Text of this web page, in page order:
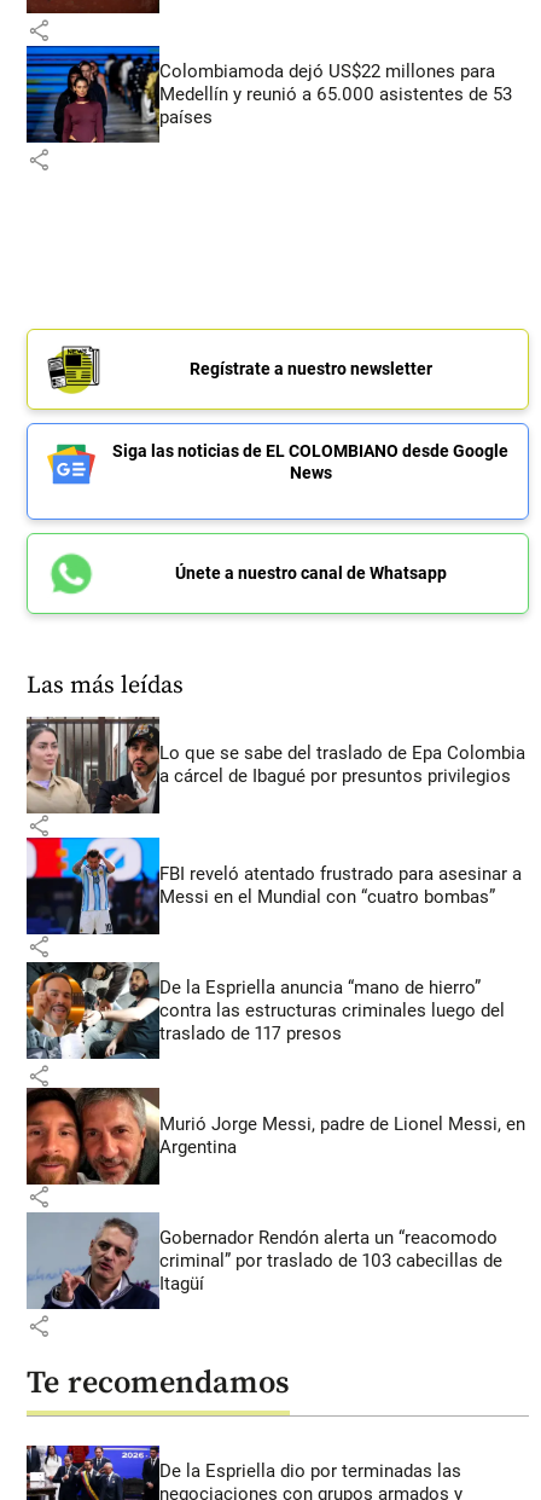
share
Colombiamoda dejó US$22 millones para
Medellín y reunió a 65.000 asistentes de 53
países
share
Regístrate a nuestro newsletter
Siga las noticias de EL COLOMBIANO desde Google
News
Únete a nuestro canal de Whatsapp
Las más leídas
Lo que se sabe del traslado de Epa Colombia
a cárcel de Ibagué por presuntos privilegios
share
FBI reveló atentado frustrado para asesinar a
Messi en el Mundial con “cuatro bombas”
share
De la Espriella anuncia “mano de hierro”
contra las estructuras criminales luego del
traslado de 117 presos
share
Murió Jorge Messi, padre de Lionel Messi, en
Argentina
share
Gobernador Rendón alerta un “reacomodo
criminal” por traslado de 103 cabecillas de
Itagüí
share
Te recomendamos
De la Espriella dio por terminadas las
negociaciones con grupos armados y